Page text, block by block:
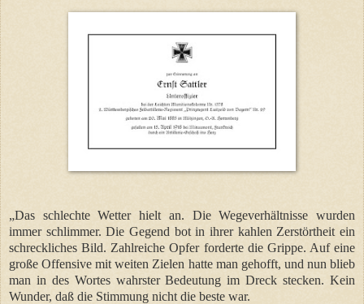
„Das schlechte Wetter hielt an. Die Wegeverhältnisse wurden
immer schlimmer. Die Gegend bot in ihrer kahlen Zerstörtheit ein
schreckliches Bild. Zahlreiche Opfer forderte die Grippe. Auf eine
große Offensive mit weiten Zielen hatte man gehofft, und nun blieb
man in des Wortes wahrster Bedeutung im Dreck stecken. Kein
Wunder, daß die Stimmung nicht die beste war.